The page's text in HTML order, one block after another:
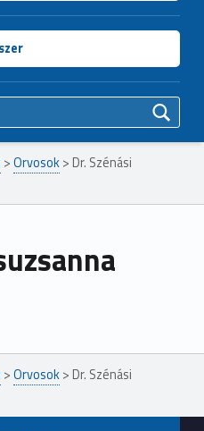
>Orvosok> Dr. Szénási
>Orvosok> Dr. Szénási